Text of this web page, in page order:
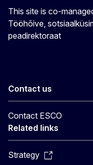
This site is co-
Tööhõive,
peadirektoraat
Contact us
Contact ESCO
Related links
Strategy